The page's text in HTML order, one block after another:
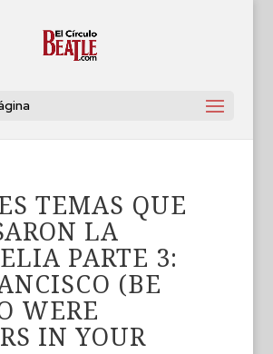
TEMAS QUE
LA
PARTE 3:
(BE
WERE
IN YOUR